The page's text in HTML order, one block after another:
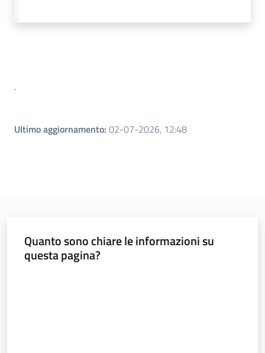
.
Ultimo aggiornamento: 02-07-2026, 12:48
Quanto sono chiare le informazioni su
questa pagina?